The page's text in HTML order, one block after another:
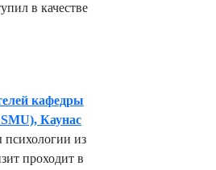
в качестве
кафедры
Каунас
психологии из
проходит в